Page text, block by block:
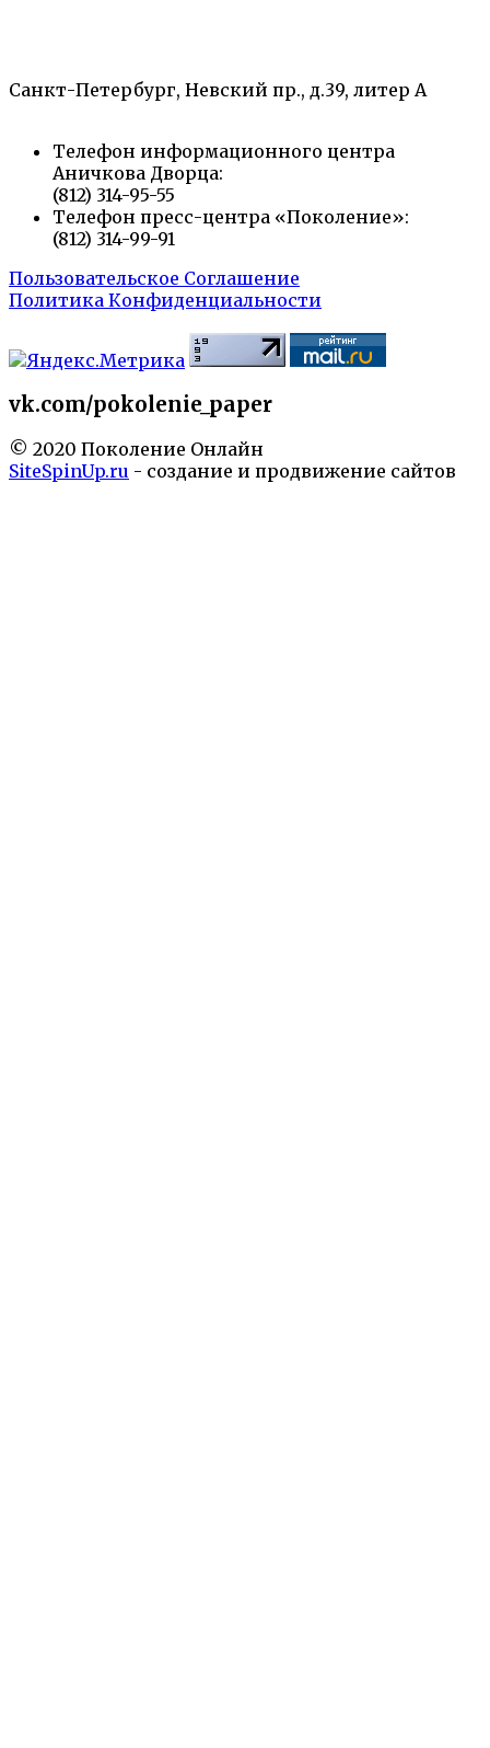
Санкт-Петербург, Невский пр., д.39, литер А
Телефон информационного центра
Аничкова Дворца:
(812) 314-95-55
Телефон пресс-центра «Поколение»:
(812) 314-99-91
Пользовательское Соглашение
Политика Конфиденциальности
vk.com/pokolenie_paper
© 2020 Поколение Онлайн
SiteSpinUp.ru - создание и продвижение сайтов